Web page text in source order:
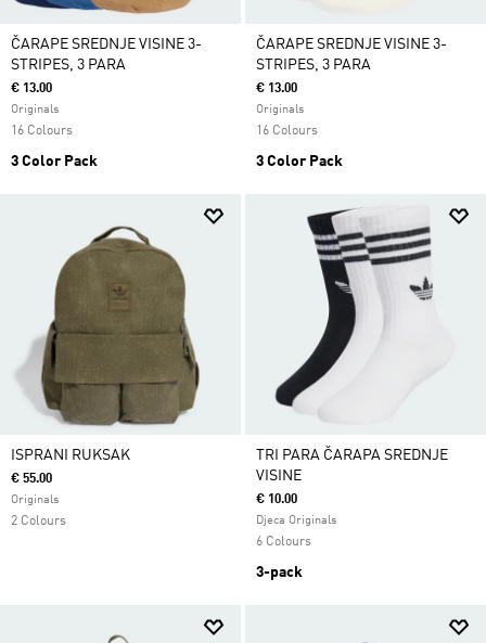
ČARAPE SREDNJE VISINE 3-
STRIPES, 3 PARA
€ 13.00
Originals
16 Colours
3 Color Pack
ČARAPE SREDNJE VISINE 3-
STRIPES, 3 PARA
€ 13.00
Originals
16 Colours
3 Color Pack
ISPRANI RUKSAK
€ 55.00
Originals
2 Colours
TRI PARA ČARAPA SREDNJE
VISINE
€ 10.00
Djeca Originals
6 Colours
3-pack